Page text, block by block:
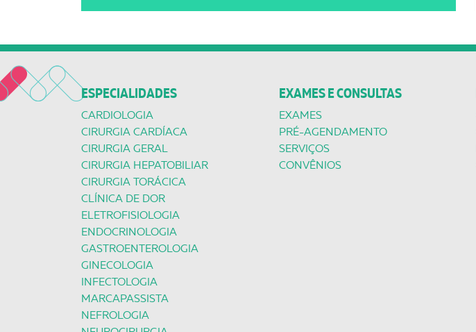
ESPECIALIDADES
CARDIOLOGIA
CIRURGIA CARDÍACA
CIRURGIA GERAL
CIRURGIA HEPATOBILIAR
CIRURGIA TORÁCICA
CLÍNICA DE DOR
ELETROFISIOLOGIA
ENDOCRINOLOGIA
GASTROENTEROLOGIA
GINECOLOGIA
INFECTOLOGIA
MARCAPASSISTA
NEFROLOGIA
EXAMES E CONSULTAS
EXAMES
PRÉ-AGENDAMENTO
SERVIÇOS
CONVÊNIOS